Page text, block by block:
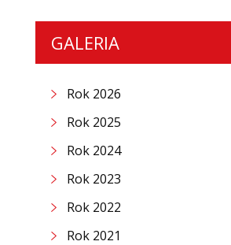
GALERIA
Rok 2026
Rok 2025
Rok 2024
Rok 2023
Rok 2022
Rok 2021